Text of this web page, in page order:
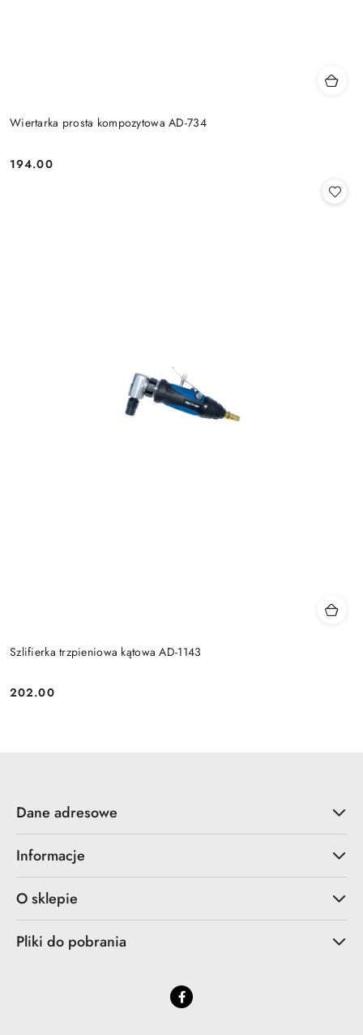
Wiertarka prosta kompozytowa AD-734
Cena:
194.00
Szlifierka trzpieniowa kątowa AD-1143
Cena:
202.00
Dane adresowe
Informacje
O sklepie
Pliki do pobrania